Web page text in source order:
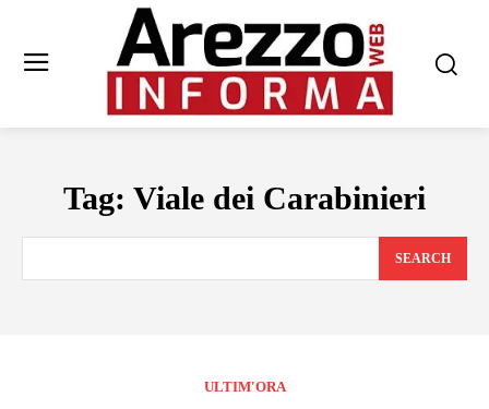
Tag: Viale dei Carabinieri
SEARCH
ULTIM'ORA